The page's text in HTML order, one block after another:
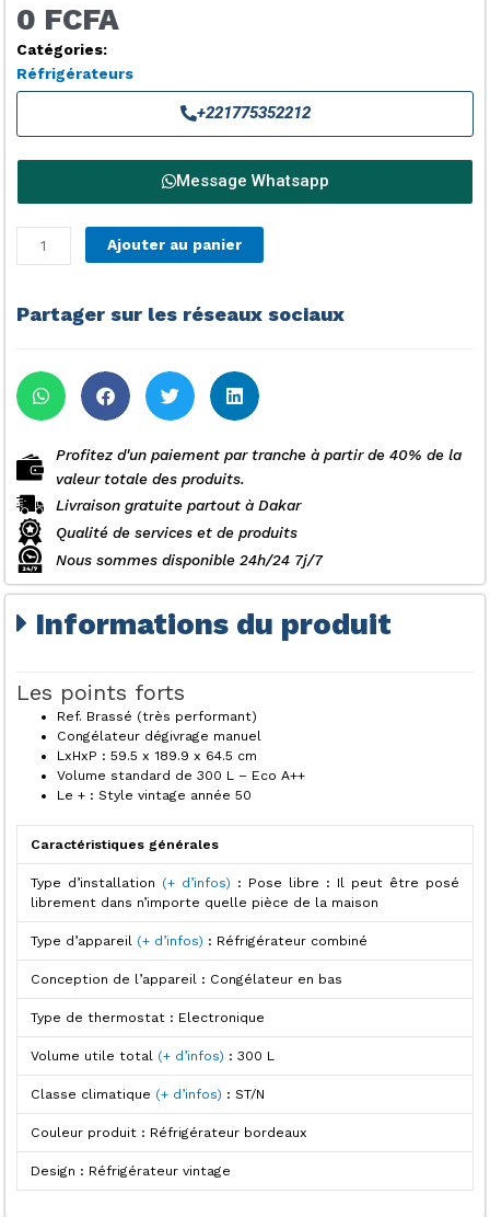
0 FCFA
Catégories:
Réfrigérateurs
+221775352212
Message Whatsapp
quantité
de
combiné
Ajouter au panier
Partager sur les réseaux sociaux
Profitez d'un paiement par tranche à partir de 40% de la
valeur totale des produits.
Livraison gratuite partout à Dakar
Qualité de services et de produits
Nous sommes disponible 24h/24 7j/7
Informations du produit
Les points forts
Ref. Brassé (très performant)
Congélateur dégivrage manuel
LxHxP : 59.5 x 189.9 x 64.5 cm
Volume standard de 300 L – Eco A++
Le + : Style vintage année 50
Caractéristiques générales
Type d’installation (+ d’infos) : Pose libre : Il peut être posé
librement dans n’importe quelle pièce de la maison
Type d’appareil (+ d’infos) : Réfrigérateur combiné
Conception de l’appareil : Congélateur en bas
Type de thermostat : Electronique
Volume utile total (+ d’infos) : 300 L
Classe climatique (+ d’infos) : ST/N
Couleur produit : Réfrigérateur bordeaux
Design : Réfrigérateur vintage